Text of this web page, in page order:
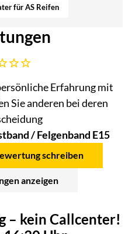
für AS Reifen
Bewertungen abgegeben
Erfahrung mit
Sie anderen bei deren
/ Felgenband E15
schreiben
anzeigen
– kein Callcenter!